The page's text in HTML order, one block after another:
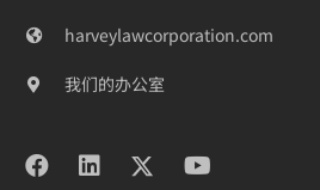
harveylawcorporation.com
我们的办公室